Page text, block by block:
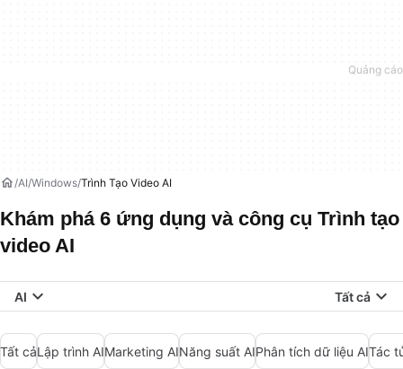
AI Windows Trình Tạo Video AI
Khám phá 6 ứng dụng và công cụ Trình tạo
video AI
AI Tất cả
Tất cảLập trình AIMarketing AINăng suất AIPhân tích dữ liệu AITác